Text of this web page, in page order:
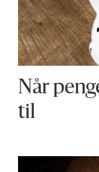
Når
til